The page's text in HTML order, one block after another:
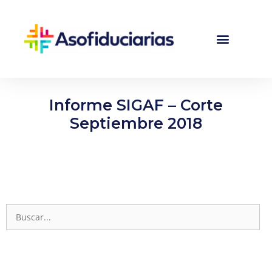
Informe SIGAF – Corte
Septiembre 2018